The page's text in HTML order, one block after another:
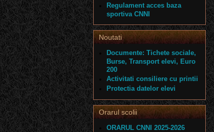
Regulament acces baza
sportiva CNNI
Noutati
Documente: Tichete sociale,
Burse, Transport elevi, Euro
200
Activitati consiliere cu printii
Protectia datelor elevi
Orarul scolii
ORARUL CNNI 2025-2026